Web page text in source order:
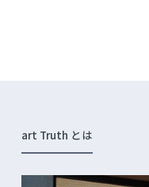
art Truth とは